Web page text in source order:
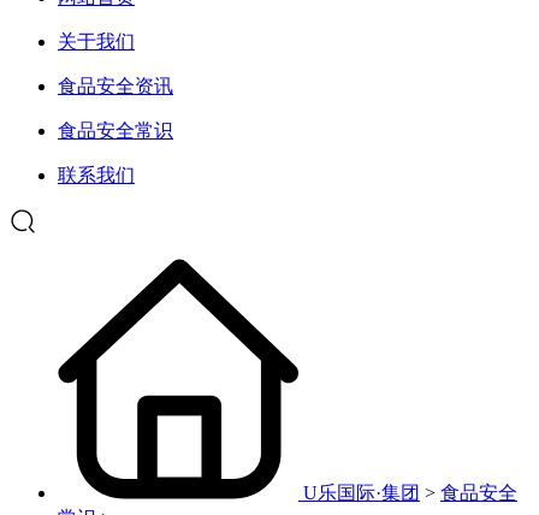
关于我们
食品安全资讯
食品安全常识
联系我们
U乐国际·集团 > 食品安全